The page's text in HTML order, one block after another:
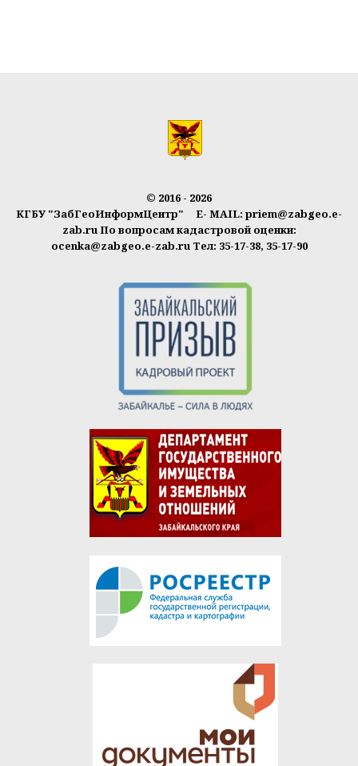
© 2016 - 2026
КГБУ "ЗабГеоИнформЦентр" E- MAIL: priem@zabgeo.e-
zab.ru По вопросам кадастровой оценки:
ocenka@zabgeo.e-zab.ru Тел: 35-17-38, 35-17-90